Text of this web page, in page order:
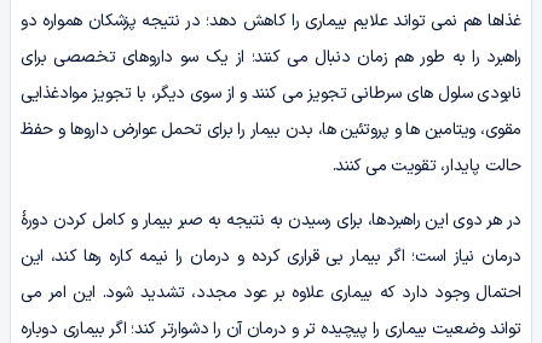
غذاها هم نمی تواند علایم بیماری را کاهش دهد؛ در نتیجه پزشکان همواره دو
راهبرد را به طور هم زمان دنبال می کنند؛ از یک سو داروهای تخصصی برای
نابودی سلول های سرطانی تجویز می کنند و از سوی دیگر، با تجویز موادغذایی
مقوی، ویتامین ها و پروتئین ها، بدن بیمار را برای تحمل عوارض داروها و حفظ
حالت پایدار، تقویت می کنند.
در هر دوی این راهبردها، برای رسیدن به نتیجه به صبر بیمار و کامل کردن دورۀ
درمان نیاز است؛ اگر بیمار بی قراری کرده و درمان را نیمه کاره رها کند، این
احتمال وجود دارد که بیماری علاوه بر عود مجدد، تشدید شود. این امر می
تواند وضعیت بیماری را پیچیده تر و درمان آن را دشوارتر کند؛ اگر بیماری دوباره